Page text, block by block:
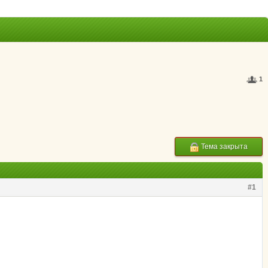
1
Тема закрыта
#1